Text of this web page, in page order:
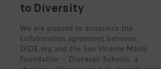
to Diversity
We are pleased to announce the
collaboration agreement between
DIDE.org and the San Vicente Mártir
Foundation – Diocesan Schools, a